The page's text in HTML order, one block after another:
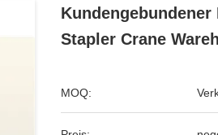
Kundengebundener
Stapler Crane
MOQ: